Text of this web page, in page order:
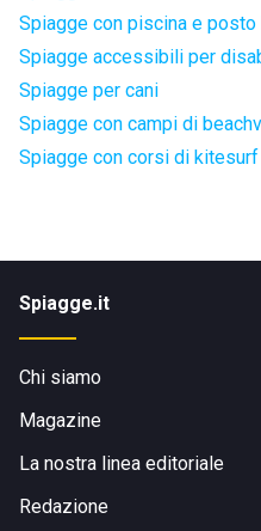
Spiagge con piscina e posto
Spiagge accessibili per
Spiagge per cani
Spiagge con campi di
Spiagge con corsi di
Spiagge.it
Chi siamo
Magazine
La nostra linea editoriale
Redazione